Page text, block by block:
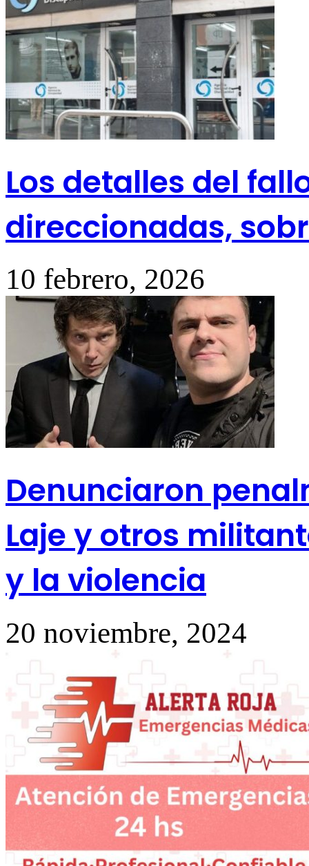
Los detalles del
direccionadas,
10 febrero, 2026
Denunciaron
Laje y otros
y la violencia
20 noviembre, 2024